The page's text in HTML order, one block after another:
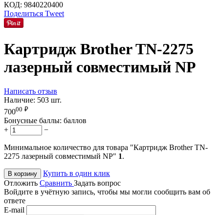
КОД: 9840220400
Поделиться Tweet
Картридж Brother TN-2275
лазерный совместимый NP
Написать отзыв
Наличие: 503 шт.
70000 ₽
Бонусные баллы: баллов
+
−
Минимальное количество для товара "Картридж Brother TN-
2275 лазерный совместимый NP" 1.
В корзину
Купить в один клик
Отложить Сравнить Задать вопрос
Войдите в учётную запись, чтобы мы могли сообщить вам об
ответе
E-mail